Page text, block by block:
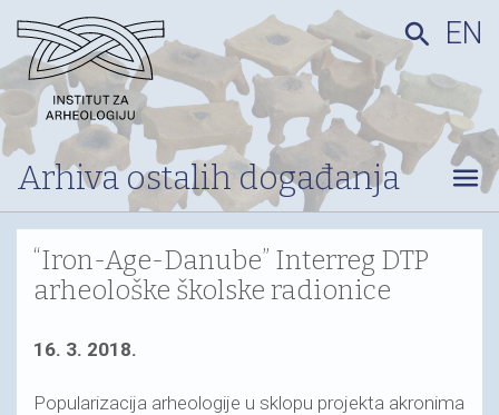
Arhiva ostalih događanja
search EN
menu
“Iron-Age-Danube” Interreg DTP
arheološke školske radionice
16. 3. 2018.
Popularizacija arheologije u sklopu projekta akronima